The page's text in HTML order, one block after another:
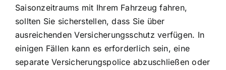
Saisonzeitraums mit Ihrem Fahrzeug fahren,
sollten Sie sicherstellen, dass Sie über
ausreichenden Versicherungsschutz verfügen. In
einigen Fällen kann es erforderlich sein, eine
separate Versicherungspolice abzuschließen oder